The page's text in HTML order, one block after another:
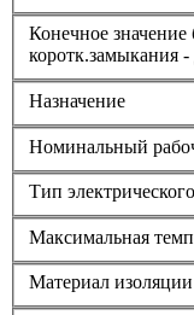
Конечное
коротк.замыкания
Назначение
Номинальный
Тип
Максимальная
Материал изоляции